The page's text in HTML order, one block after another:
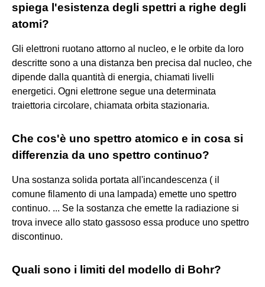
spiega l'esistenza degli spettri a righe degli
atomi?
Gli elettroni ruotano attorno al nucleo, e le orbite da loro
descritte sono a una distanza ben precisa dal nucleo, che
dipende dalla quantità di energia, chiamati livelli
energetici. Ogni elettrone segue una determinata
traiettoria circolare, chiamata orbita stazionaria.
Che cos'è uno spettro atomico e in cosa si
differenzia da uno spettro continuo?
Una sostanza solida portata all'incandescenza ( il
comune filamento di una lampada) emette uno spettro
continuo. ... Se la sostanza che emette la radiazione si
trova invece allo stato gassoso essa produce uno spettro
discontinuo.
Quali sono i limiti del modello di Bohr?